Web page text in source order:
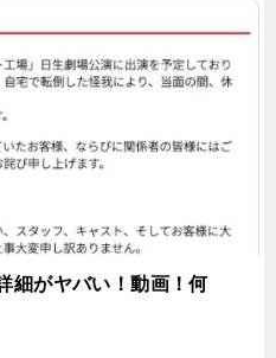
細がヤバい！動画！何